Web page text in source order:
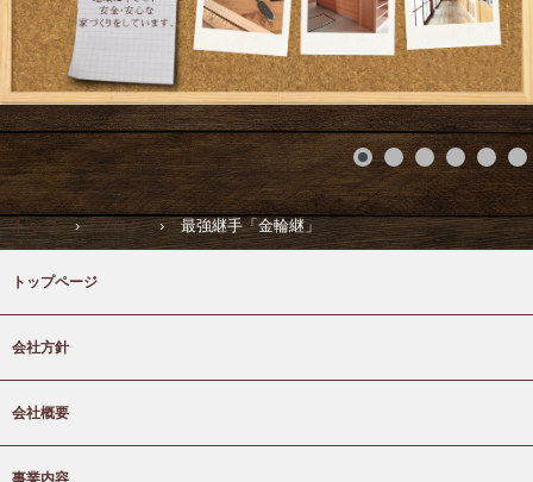
トップ › ブログ › 最強継手「金輪継」
トップページ
会社方針
会社概要
事業内容